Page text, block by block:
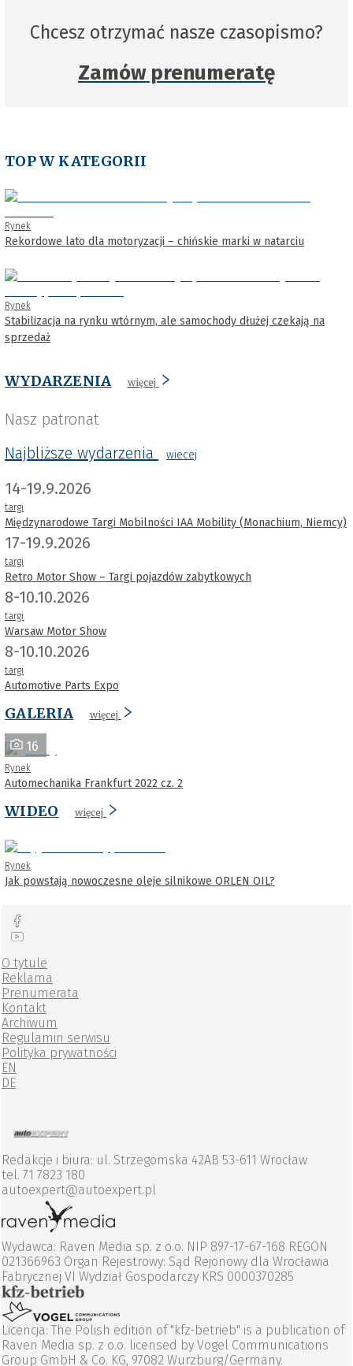
Chcesz otrzymać nasze czasopismo?
Zamów prenumeratę
TOP W KATEGORII
Rynek
Rekordowe lato dla motoryzacji – chińskie marki w natarciu
Rynek
Stabilizacja na rynku wtórnym, ale samochody dłużej czekają na
sprzedaż
WYDARZENIA więcej
Nasz patronat
Najbliższe wydarzenia
wiecej
14-19.9.2026
targi
Międzynarodowe Targi Mobilności IAA Mobility (Monachium, Niemcy)
17-19.9.2026
targi
Retro Motor Show – Targi pojazdów zabytkowych
8-10.10.2026
targi
Warsaw Motor Show
8-10.10.2026
targi
Automotive Parts Expo
GALERIA więcej
16
Rynek
Automechanika Frankfurt 2022 cz. 2
WIDEO więcej
Rynek
Jak powstają nowoczesne oleje silnikowe ORLEN OIL?
O tytule
Reklama
Prenumerata
Kontakt
Archiwum
Regulamin serwisu
Polityka prywatności
EN
DE
Redakcje i biura: ul. Strzegomska 42AB 53-611 Wrocław
tel. 71 7823 180
autoexpert@autoexpert.pl
Wydawca: Raven Media sp. z o.o. NIP 897-17-67-168 REGON
021366963 Organ Rejestrowy: Sąd Rejonowy dla Wrocławia
Fabrycznej VI Wydział Gospodarczy KRS 0000370285
Licencja: The Polish edition of "kfz-betrieb" is a publication of
Raven Media sp. z o.o. licensed by Vogel Communications
Group GmbH & Co. KG, 97082 Wurzburg/Germany.